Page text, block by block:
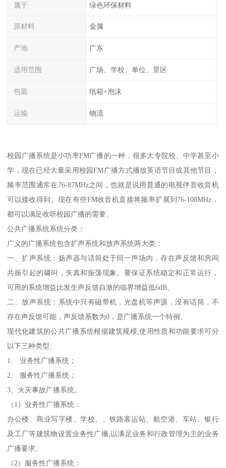
属于 绿色环保材料
原材料 金属
产地 广东
适用范围 广场、学校、单位、景区
包装 纸箱+泡沫
运输 物流
校园广播系统是小功率FM广播的一种，很多大专院校、中学甚至小
学，现在已经大量采用校园FM广播方式播放英语节目或其他节目，
频率范围通常在76-87MHz之间，也就是说用普通的电视伴音收音机
可以接收得到。现在有些FM收音机直接将频率扩展到76-108MHz，
都可以满足收听校园广播的需要。
公共广播系统系统分类：
广义的广播系统包含扩声系统和放声系统两大类：
一、扩声系统：扬声器与话筒处于同一声场内，存在声反馈和房间
共振引起的啸叫，失真和振荡现象。要保证系统稳定和正常运行，
可用的系统增益比发生声反馈自激的临界增益低6dB。
二、放声系统：系统中只有磁带机，光盘机等声源，没有话筒，不
存在声反馈可能，声反馈系数为0，是广播系统一个特例。
现代化建筑的公共广播系统根据建筑规模,使用性质和功能要求可分
以下三种类型:
1、 业务性广播系统；
2、 服务性广播系统；
3、火灾事故广播系统。
（1）业务性广播系统：
办公楼、商业写字楼、学校、、铁路客运站、航空港、车站、银行
及工厂等建筑物设置业务性广播,以满足业务和行政管理为主的业务
广播要求。
（2）服务性广播系统：